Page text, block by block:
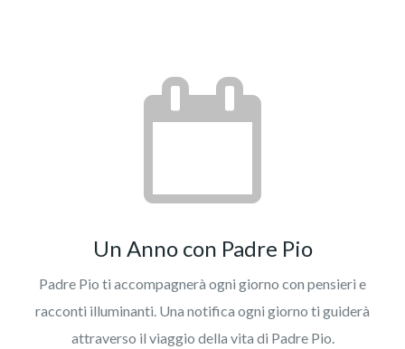
Un Anno con Padre Pio
Padre Pio ti accompagnerà ogni giorno con pensieri e
racconti illuminanti. Una notifica ogni giorno ti guiderà
attraverso il viaggio della vita di Padre Pio.